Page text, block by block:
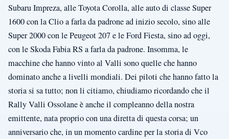
Subaru Impreza, alle Toyota Corolla, alle auto di classe Super
1600 con la Clio a farla da padrone ad inizio secolo, sino alle
Super 2000 con le Peugeot 207 e le Ford Fiesta, sino ad oggi,
con le Skoda Fabia RS a farla da padrone. Insomma, le
macchine che hanno vinto al Valli sono quelle che hanno
dominato anche a livelli mondiali. Dei piloti che hanno fatto la
storia si sa tutto; non li citiamo, chiudiamo ricordando che il
Rally Valli Ossolane è anche il compleanno della nostra
emittente, nata proprio con una diretta di questa corsa; un
anniversario che, in un momento cardine per la storia di Vco